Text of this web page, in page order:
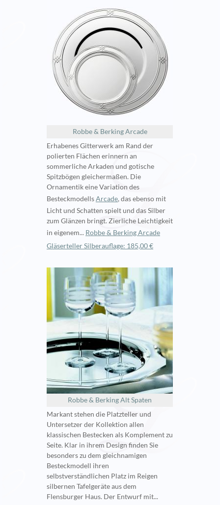
Robbe & Berking Arcade
Erhabenes Gitterwerk am Rand der
polierten Flächen erinnern an
sommerliche Arkaden und gotische
Spitzbögen gleichermaßen. Die
Ornamentik eine Variation des
BesteckmodellsArcade, das ebenso mit
Licht und Schatten spielt und das Silber
zum Glänzen bringt. Zierliche Leichtigkeit
in eigenem... Robbe & Berking Arcade
Gläserteller Silberauflage: 185,00 €
Robbe & Berking Alt Spaten
Markant stehen die Platzteller und
Untersetzer der Kollektion allen
klassischen Bestecken als Komplement zu
Seite. Klar in ihrem Design finden Sie
besonders zu dem gleichnamigen
Besteckmodell ihren
selbstverständlichen Platz im Reigen
silbernen Tafelgeräte aus dem
Flensburger Haus. Der Entwurf mit...